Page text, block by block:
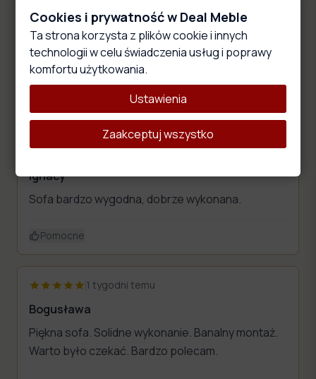
Oceny i opinie
4.7 opinii
22ocen
1 tygodni temu
Ignacy
Sofa bardzo wygodna, dobrze wykonana.
Pomocne
1 tygodni temu
Bogusława
Piękna sofa. Solidne wykonanie. Banalny montaż.
Warto było czekać. Bardzo polecam.
Cookies i prywatność w Deal Meble
Ta strona korzysta z plików cookie i innych
technologii w celu świadczenia usług i poprawy
komfortu użytkowania.
Ustawienia
Zaakceptuj wszystko